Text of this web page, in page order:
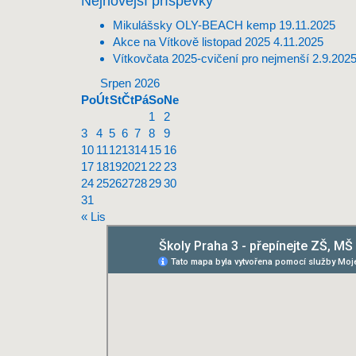
Mikulášsky OLY-BEACH kemp 19.11.2025
Akce na Vítkově listopad 2025 4.11.2025
Vítkovčata 2025-cvičení pro nejmenší 2.9.2025
Srpen 2026
PoÚtStČtPáSoNe
1
2
3
4 5 6 7 8
9
10 1112131415 16
17 18192021 22 23
24 252627282930
31
« Lis